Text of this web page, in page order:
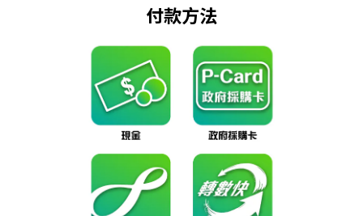
付款方法